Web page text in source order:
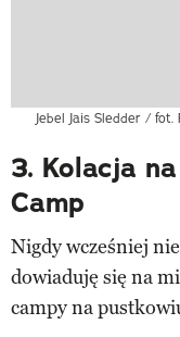
Jebel Jais Sledder /
3. Kolacja
Camp
Nigdy wcześniej
dowiaduję się na
campy na